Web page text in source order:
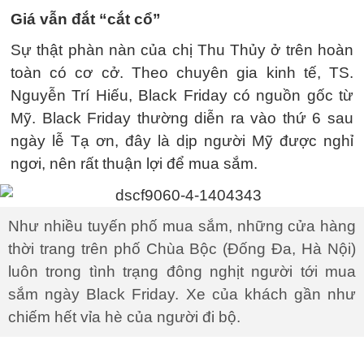
Giá vẫn đắt “cắt cổ”
Sự thật phàn nàn của chị Thu Thủy ở trên hoàn
toàn có cơ cở. Theo chuyên gia kinh tế, TS.
Nguyễn Trí Hiếu, Black Friday có nguồn gốc từ
Mỹ. Black Friday thường diễn ra vào thứ 6 sau
ngày lễ Tạ ơn, đây là dịp người Mỹ được nghỉ
ngơi, nên rất thuận lợi để mua sắm.
Như nhiều tuyến phố mua sắm, những cửa hàng
thời trang trên phố Chùa Bộc (Đống Đa, Hà Nội)
luôn trong tình trạng đông nghịt người tới mua
sắm ngày Black Friday. Xe của khách gần như
chiếm hết vỉa hè của người đi bộ.